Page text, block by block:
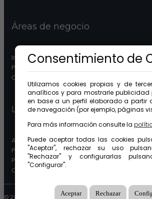
Áreas de negocio
Inmobiliaria
Patrimonios
Comunidades
Legal
Aviso legal
Protección de datos
Política de cookies
Canal ético
© 2026 GuinotPrunera Todos los derechos
Consentimiento de
Utilizamos cookies propias y de
analíticos y para mostrarle publicidad
en base a un perfil elaborado a partir
de navegación (por ejemplo, páginas
Para más información consulte la
Puede aceptar todas las cookies
"Aceptar", rechazar su uso
"Rechazar" y configurarlas
"Configurar".
Aceptar Rechazar